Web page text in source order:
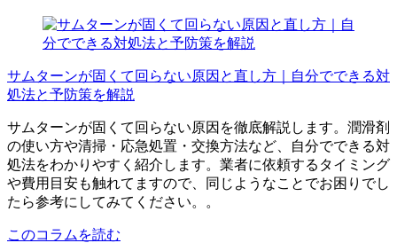
サムターンが固くて回らない原因と直し方｜自分でできる対
処法と予防策を解説
サムターンが固くて回らない原因を徹底解説します。潤滑剤
の使い方や清掃・応急処置・交換方法など、自分でできる対
処法をわかりやすく紹介します。業者に依頼するタイミング
や費用目安も触れてますので、同じようなことでお困りでし
たら参考にしてみてください。。
このコラムを読む